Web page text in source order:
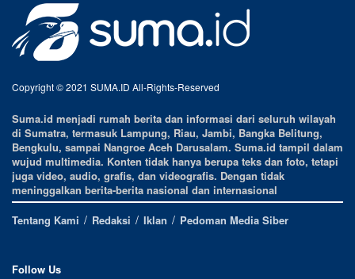
Copyright © 2021 SUMA.ID All-Rights-Reserved
Suma.id menjadi rumah berita dan informasi dari seluruh wilayah
di Sumatra, termasuk Lampung, Riau, Jambi, Bangka Belitung,
Bengkulu, sampai Nangroe Aceh Darusalam. Suma.id tampil dalam
wujud multimedia. Konten tidak hanya berupa teks dan foto, tetapi
juga video, audio, grafis, dan videografis. Dengan tidak
meninggalkan berita-berita nasional dan internasional
Tentang Kami
Redaksi Iklan Pedoman Media Siber
Follow Us